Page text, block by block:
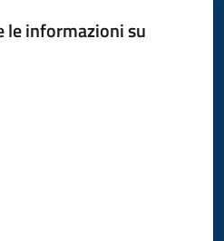
le informazioni su